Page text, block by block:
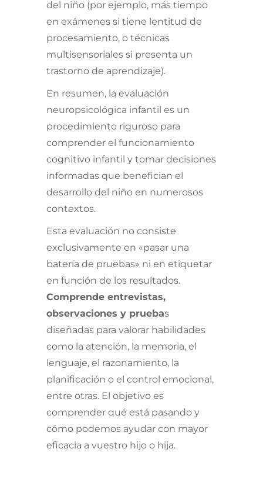
del niño (por ejemplo, más tiempo
en exámenes si tiene lentitud de
procesamiento, o técnicas
multisensoriales si presenta un
trastorno de aprendizaje).
En resumen, la evaluación
neuropsicológica infantil es un
procedimiento riguroso para
comprender el funcionamiento
cognitivo infantil y tomar decisiones
informadas que benefician el
desarrollo del niño en numerosos
contextos.
Esta evaluación no consiste
exclusivamente en «pasar una
batería de pruebas» ni en etiquetar
en función de los resultados.
Comprende entrevistas,
observaciones y pruebas
diseñadas para valorar habilidades
como la atención, la memoria, el
lenguaje, el razonamiento, la
planificación o el control emocional,
entre otras. El objetivo es
comprender qué está pasando y
cómo podemos ayudar con mayor
eficacia a vuestro hijo o hija.